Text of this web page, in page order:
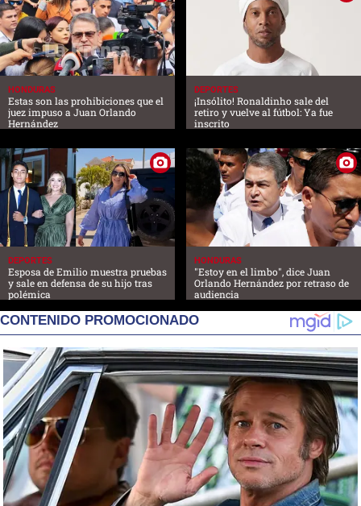
HONDURAS
Estas son las prohibiciones que el
juez impuso a Juan Orlando
Hernández
DEPORTES
¡Insólito! Ronaldinho sale del
retiro y vuelve al fútbol: Ya fue
inscrito
DEPORTES
Esposa de Emilio muestra pruebas
y sale en defensa de su hijo tras
polémica
HONDURAS
"Estoy en el limbo", dice Juan
Orlando Hernández por retraso de
audiencia
CONTENIDO PROMOCIONADO